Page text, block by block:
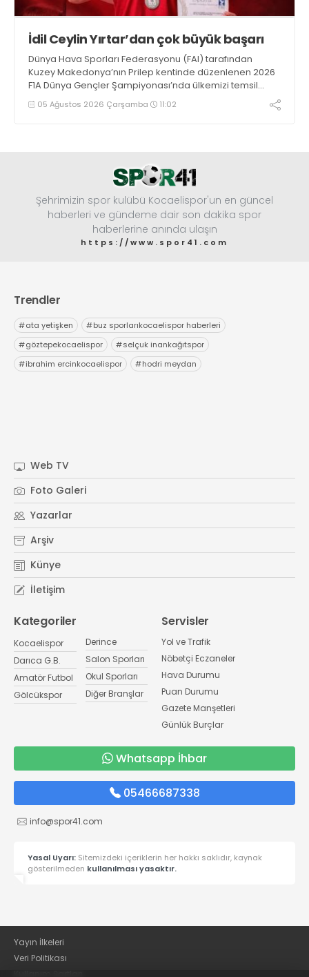
İdil Ceylin Yırtar’dan çok büyük başarı
Dünya Hava Sporları Federasyonu (FAI) tarafından
Kuzey Makedonya’nın Prilep kentinde düzenlenen 2026
F1A Dünya Gençler Şampiyonası’nda ülkemizi temsil
eden millî sporcumuz İdil Ceylin YIRTAR, büyük bir
başarıya imza atarak Dünya ikincisi oldu.
05 Ağustos 2026 Çarşamba 11:02
Şehrimizin spor kulübü Kocaelispor'un en güncel
haberleri ve gündeme dair son dakika spor
haberlerine anında ulaşın
https://www.spor41.com
Trendler
#ata yetişken #buz sporlarıkocaelispor haberleri
#göztepekocaelispor #selçuk inankağıtspor
#ibrahim ercinkocaelispor #hodri meydan
Web TV
Foto Galeri
Yazarlar
Arşiv
Künye
İletişim
Kategoriler
Kocaelispor
Darıca G.B.
Amatör Futbol
Gölcükspor
Derince
Salon Sporları
Okul Sporları
Diğer Branşlar
Servisler
Yol ve Trafik
Nöbetçi Eczaneler
Hava Durumu
Puan Durumu
Gazete Manşetleri
Günlük Burçlar
Whatsapp İhbar
05466687338
info@spor41.com
Yasal Uyarı: Sitemizdeki içeriklerin her hakkı saklıdır, kaynak
gösterilmeden kullanılması yasaktır.
Yayın İlkeleri
Veri Politikası